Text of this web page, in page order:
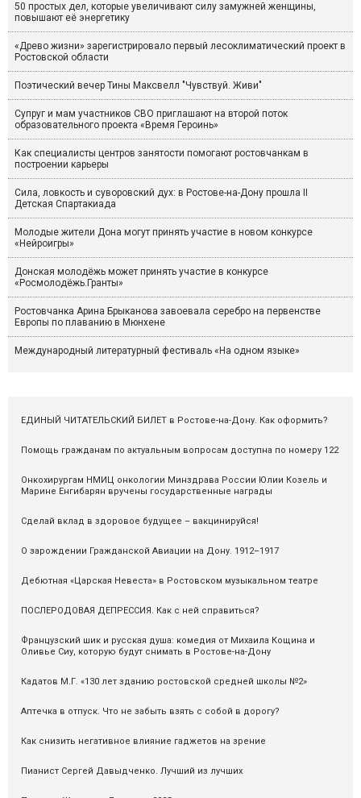
50 простых дел, которые увеличивают силу замужней женщины,
повышают её энергетику
«Древо жизни» зарегистрировало первый лесоклиматический проект в
Ростовской области
Поэтический вечер Тины Максвелл "Чувствуй. Живи"
Супруг и мам участников СВО приглашают на второй поток
образовательного проекта «Время Героинь»
Как специалисты центров занятости помогают ростовчанкам в
построении карьеры
Сила, ловкость и суворовский дух: в Ростове-на-Дону прошла II
Детская Спартакиада
Молодые жители Дона могут принять участие в новом конкурсе
«Нейроигры»
Донская молодёжь может принять участие в конкурсе
«Росмолодёжь.Гранты»
Ростовчанка Арина Брыканова завоевала серебро на первенстве
Европы по плаванию в Мюнхене
Международный литературный фестиваль «На одном языке»
ЕДИНЫЙ ЧИТАТЕЛЬСКИЙ БИЛЕТ в Ростове-на-Дону. Как оформить?
Помощь гражданам по актуальным вопросам доступна по номеру 122
Онкохирургам НМИЦ онкологии Минздрава России Юлии Козель и
Марине Енгибарян вручены государственные награды
Сделай вклад в здоровое будущее – вакцинируйся!
О зарождении Гражданской Авиации на Дону. 1912–1917
Дебютная «Царская Невеста» в Ростовском музыкальном театре
ПОСЛЕРОДОВАЯ ДЕПРЕССИЯ. Как с ней справиться?
Французский шик и русская душа: комедия от Михаила Кощина и
Оливье Сиу, которую будут снимать в Ростове-на-Дону
Кадатов М.Г. «130 лет зданию ростовской средней школы №2»
Аптечка в отпуск. Что не забыть взять с собой в дорогу?
Как снизить негативное влияние гаджетов на зрение
Пианист Сергей Давыдченко. Лучший из лучших